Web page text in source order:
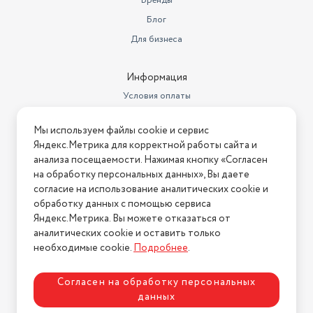
быстрая зарядка
5
802.11ac
Количество основных
(тыловых) камер
3
Разрешение фронтальной
камеры
16 МП
Число пикселей на дюйм (PPI)
395
Выход на наушники
Макс. разрешение видео
1920x1080
основная камера, фронтальная
камера, автофокусировка
Блог
Для бизнеса
Информация
Условия оплаты
Условия возврата
Нашли ошибку на сайте? Напишите нам
2026 © Интернет-магазин "АстМаркет". У нас есть всё!
Политика конфиденциальности
Мы используем файлы cookie и сервис
Яндекс.Метрика для корректной работы сайта и
анализа посещаемости. Нажимая кнопку «Согласен
на обработку персональных данных», Вы даете
согласие на использование аналитических cookie и
обработку данных с помощью сервиса
Яндекс.Метрика. Вы можете отказаться от
аналитических cookie и оставить только
необходимые cookie.Подробнее.
Согласен на обработку персональных
данных